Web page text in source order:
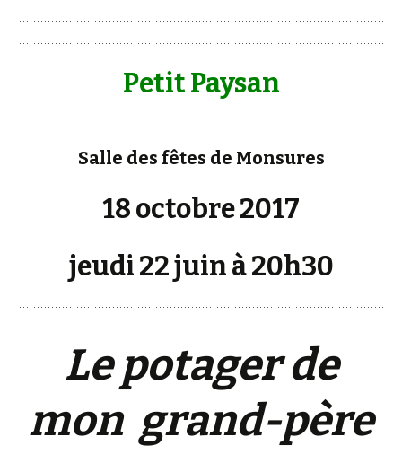
Petit Paysan
Salle des fêtes de Monsures
18 octobre 2017
jeudi 22 juin à 20h30
Le potager de
mon grand-père